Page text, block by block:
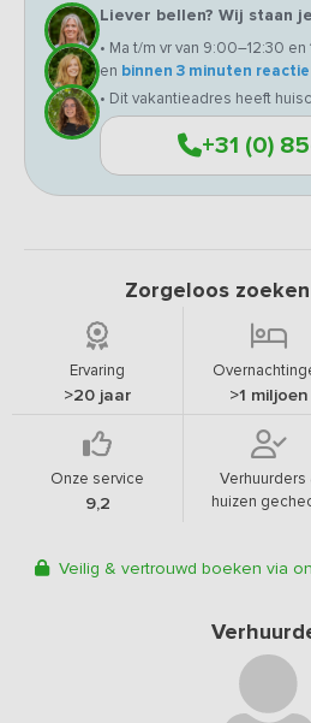
Liever bellen? Wij staan
• Ma t/m vr van 9:00–12:30
en binnen 3 minuten reactie
• Dit vakantieadres heeft
+31 (0)
Zorgeloos
Ervaring
>20 jaar >1 miljoen
Onze service
9,2
Verhuurders
huizen
Veilig & vertrouwd boeken via